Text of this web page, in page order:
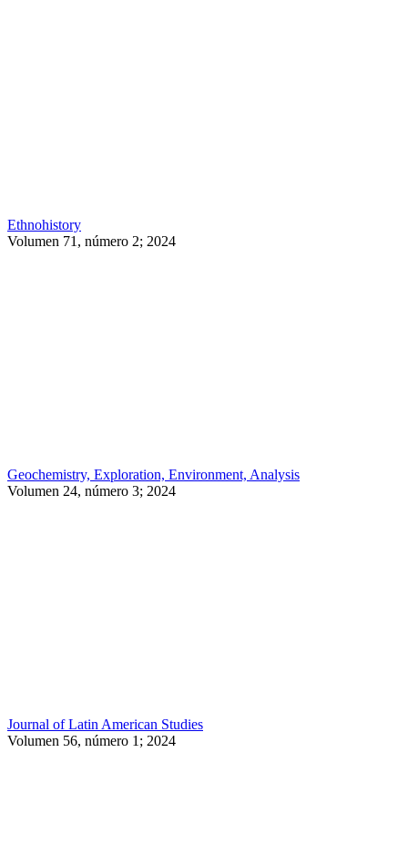
Ethnohistory
Volumen 71, número 2; 2024
Geochemistry, Exploration, Environment, Analysis
Volumen 24, número 3; 2024
Journal of Latin American Studies
Volumen 56, número 1; 2024